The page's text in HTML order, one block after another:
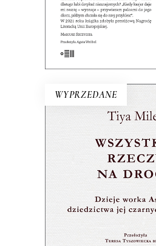
E-BOOK DO
WYPRZEDANE
WSZYSTKIE
Płócienny worek –
tylko ich cierpienia,